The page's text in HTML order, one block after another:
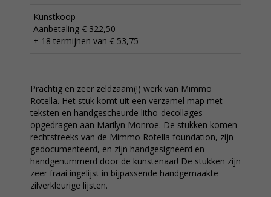
Kunstkoop
Aanbetaling € 322,50
+ 18 termijnen van € 53,75
Prachtig en zeer zeldzaam(!) werk van Mimmo
Rotella. Het stuk komt uit een verzamel map met
teksten en handgescheurde litho-decollages
opgedragen aan Marilyn Monroe. De stukken komen
rechtstreeks van de Mimmo Rotella foundation, zijn
gedocumenteerd, en zijn handgesigneerd en
handgenummerd door de kunstenaar! De stukken zijn
zeer fraai ingelijst in bijpassende handgemaakte
zilverkleurige lijsten.